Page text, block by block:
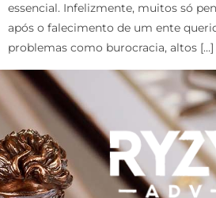
essencial. Infelizmente, muitos só
após o falecimento de um ente
problemas como burocracia, altos […]